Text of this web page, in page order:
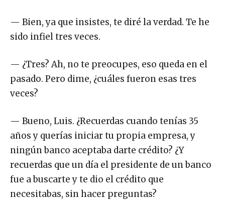
— Bien, ya que insistes, te diré la verdad. Te he
sido infiel tres veces.
— ¿Tres? Ah, no te preocupes, eso queda en el
pasado. Pero dime, ¿cuáles fueron esas tres
veces?
— Bueno, Luis. ¿Recuerdas cuando tenías 35
años y querías iniciar tu propia empresa, y
ningún banco aceptaba darte crédito? ¿Y
recuerdas que un día el presidente de un banco
fue a buscarte y te dio el crédito que
necesitabas, sin hacer preguntas?